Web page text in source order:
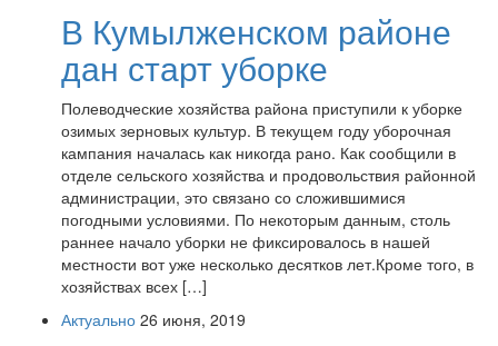
В Кумылженском районе
дан старт уборке
Полеводческие хозяйства района приступили к уборке
озимых зерновых культур. В текущем году уборочная
кампания началась как никогда рано. Как сообщили в
отделе сельского хозяйства и продовольствия районной
администрации, это связано со сложившимися
погодными условиями. По некоторым данным, столь
раннее начало уборки не фиксировалось в нашей
местности вот уже несколько десятков лет.Кроме того, в
хозяйствах всех […]
Актуально 26 июня, 2019